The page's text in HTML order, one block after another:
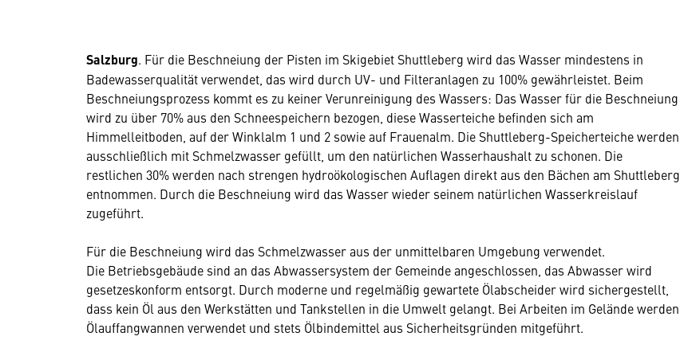
Salzburg. Für die Beschneiung der Pisten im Skigebiet Shuttleberg wird das Wasser mindestens in
Badewasserqualität verwendet, das wird durch UV- und Filteranlagen zu 100% gewährleistet. Beim
Beschneiungsprozess kommt es zu keiner Verunreinigung des Wassers: Das Wasser für die Beschneiung
wird zu über 70% aus den Schneespeichern bezogen, diese Wasserteiche befinden sich am
Himmelleitboden, auf der Winklalm 1 und 2 sowie auf Frauenalm. Die Shuttleberg-Speicherteiche werden
ausschließlich mit Schmelzwasser gefüllt, um den natürlichen Wasserhaushalt zu schonen. Die
restlichen 30% werden nach strengen hydroökologischen Auflagen direkt aus den Bächen am Shuttleberg
entnommen. Durch die Beschneiung wird das Wasser wieder seinem natürlichen Wasserkreislauf
zugeführt.
Für die Beschneiung wird das Schmelzwasser aus der unmittelbaren Umgebung verwendet.
Die Betriebsgebäude sind an das Abwassersystem der Gemeinde angeschlossen, das Abwasser wird
gesetzeskonform entsorgt. Durch moderne und regelmäßig gewartete Ölabscheider wird sichergestellt,
dass kein Öl aus den Werkstätten und Tankstellen in die Umwelt gelangt. Bei Arbeiten im Gelände werden
Ölauffangwannen verwendet und stets Ölbindemittel aus Sicherheitsgründen mitgeführt.